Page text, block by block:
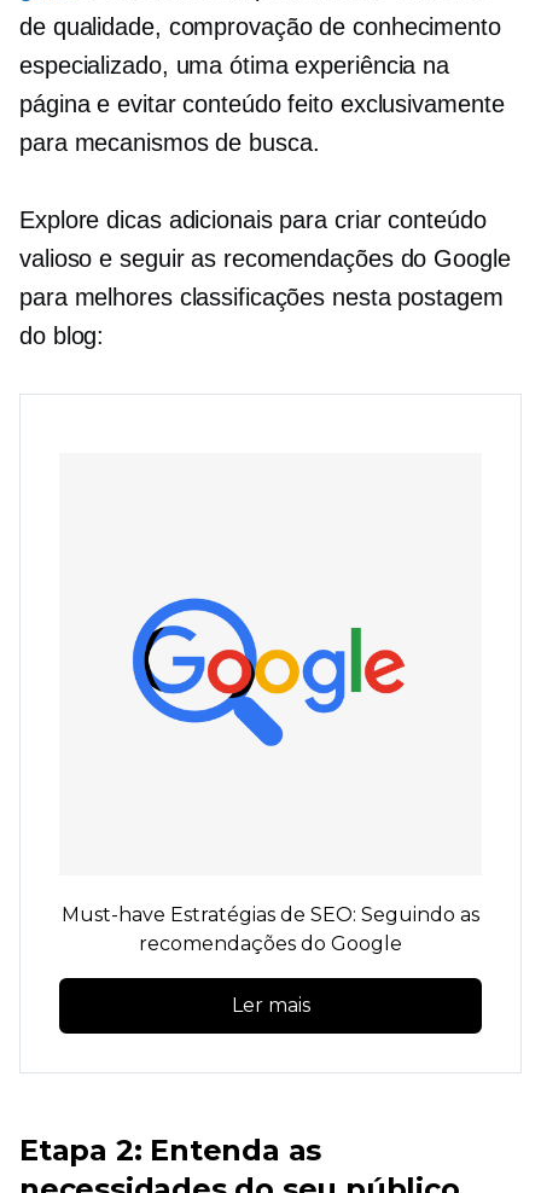
de qualidade, comprovação de conhecimento
especializado, uma ótima experiência na
página e evitar conteúdo feito exclusivamente
para mecanismos de busca.
Explore dicas adicionais para criar conteúdo
valioso e seguir as recomendações do Google
para melhores classificações nesta postagem
do blog:
Must-have Estratégias de SEO: Seguindo as
recomendações do Google
Ler mais
Etapa 2: Entenda as